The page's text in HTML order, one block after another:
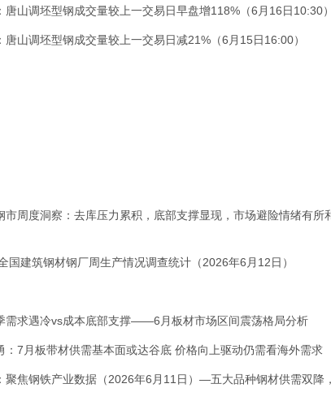
山调坯型钢成交量较上一交易日早盘增118%（6月16日10:30
调坯型钢成交量较上一交易日减21%（6月15日16:00）
度洞察：去库压力累积，底部支撑显现，市场避险情绪有所
建筑钢材钢厂周生产情况调查统计（2026年6月12日）
求遇冷vs成本底部支撑——6月板材市场区间震荡格局分析
月板带材供需基本面或达谷底 价格向上驱动仍需看海外需求
焦钢铁产业数据（2026年6月11日）—五大品种钢材供需双降